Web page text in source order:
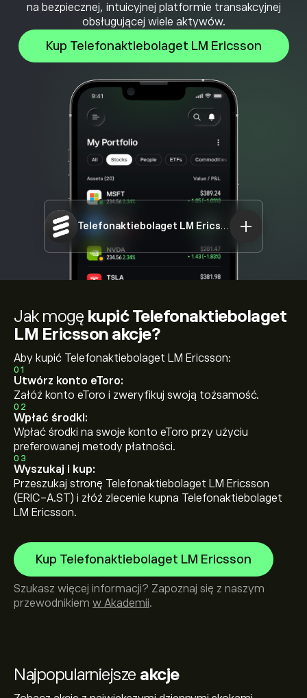
na bezpiecznej, intuicyjnej platformie transakcyjnej
obsługującej wiele aktywów.
Kup Telefonaktiebolaget LM Ericsson
Telefonaktiebolaget LM Ericsson ERIC-A.ST
Najpopularniejsze akcje
Jak mogę kupić Telefonaktiebolaget
LM Ericsson akcje?
Aby kupić Telefonaktiebolaget LM Ericsson:
01
Utwórz konto eToro:
Załóż konto eToro i zweryfikuj swoją tożsamość.
02
Wpłać środki:
Wpłać środki na swoje konto eToro przy użyciu
preferowanej metody płatności.
03
Wyszukaj i kup:
Przeszukaj stronę Telefonaktiebolaget LM Ericsson
(ERIC-A.ST) i złóż zlecenie kupna Telefonaktiebolaget
LM Ericsson.
Kup Telefonaktiebolaget LM Ericsson
Szukasz więcej informacji? Zapoznaj się z naszym
przewodnikiem w Akademii.